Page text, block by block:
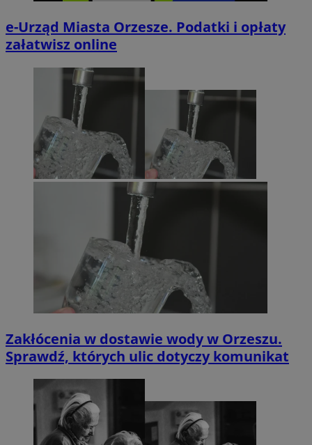
e-Urząd Miasta Orzesze. Podatki i opłaty
załatwisz online
Zakłócenia w dostawie wody w Orzeszu.
Sprawdź, których ulic dotyczy komunikat